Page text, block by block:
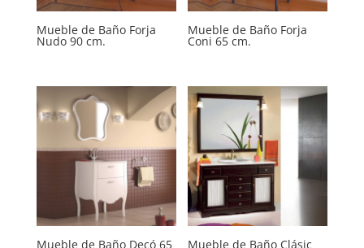
Mueble de Baño Forja
Nudo 90 cm.
Mueble de Baño Forja
Coni 65 cm.
Mueble de Baño Decó 65 Mueble de Baño Clásic